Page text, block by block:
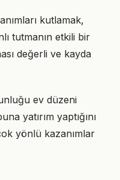
kutlamak,
tutmanın etkili bir
değerli ve kayda
ev düzeni
yatırım yaptığını
yönlü kazanımlar